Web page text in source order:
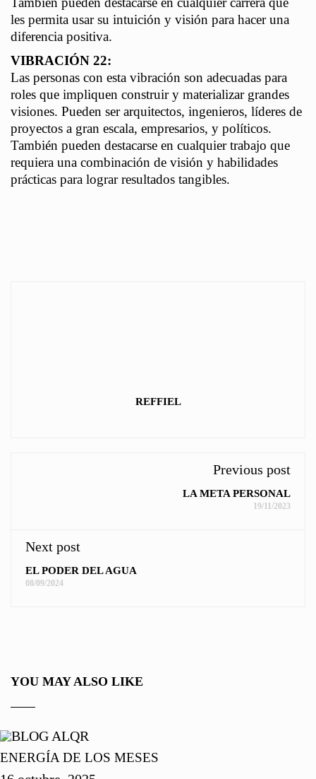
les permita usar su intuición y visión para hacer una
diferencia positiva.
VIBRACIÓN 22:
Las personas con esta vibración son adecuadas para
roles que impliquen construir y materializar grandes
visiones. Pueden ser arquitectos, ingenieros, líderes de
proyectos a gran escala, empresarios, y políticos.
También pueden destacarse en cualquier trabajo que
requiera una combinación de visión y habilidades
prácticas para lograr resultados tangibles.
REFFIEL
Previous post
LA META PERSONAL
19/11/2023
Next post
EL PODER DEL AGUA
08/09/2024
YOU MAY ALSO LIKE
ENERGÍA DE LOS MESES